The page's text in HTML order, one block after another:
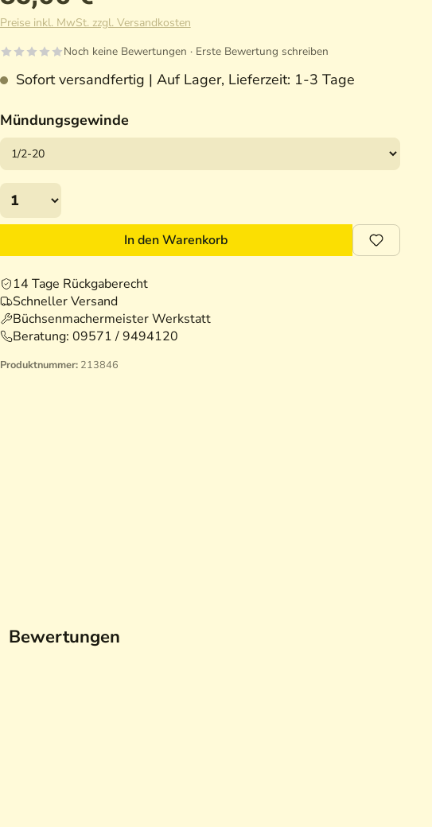
Preise inkl. MwSt. zzgl. Versandkosten
Noch keine Bewertungen · Erste Bewertung schreiben
Sofort versandfertig | Auf Lager, Lieferzeit: 1-3 Tage
Mündungsgewinde
In den Warenkorb
14 Tage Rückgaberecht
Schneller Versand
Büchsenmachermeister Werkstatt
Beratung: 09571 / 9494120
Produktnummer: 213846
Bewertungen